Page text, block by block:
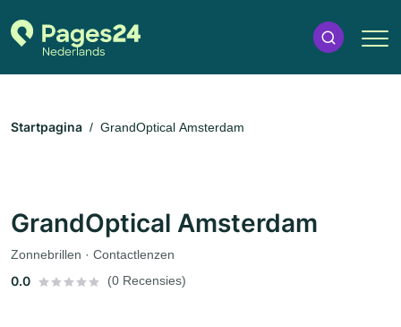
Startpagina GrandOptical Amsterdam
GrandOptical Amsterdam
Zonnebrillen · Contactlenzen
0.0 (0 Recensies)